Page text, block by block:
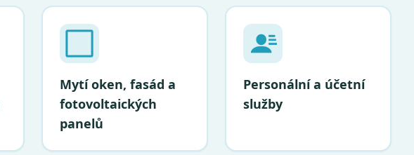
Mytí oken, fasád a
fotovoltaických
panelů
Personální a účetní
služby